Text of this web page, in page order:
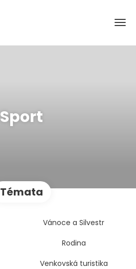
Sport
Témata
Vánoce a Silvestr
Rodina
Venkovská turistika